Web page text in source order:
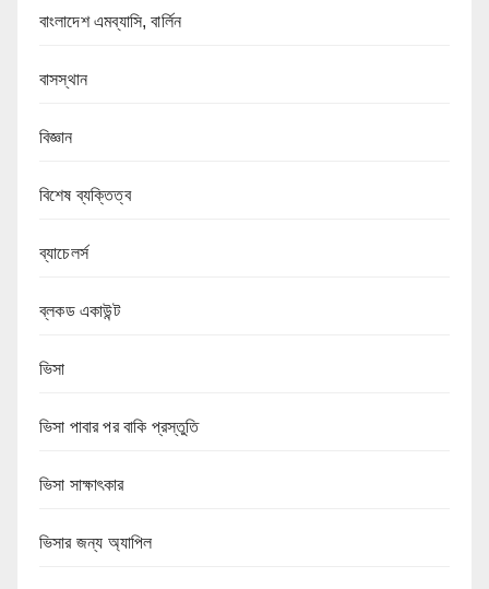
বাংলাদেশ এমব্যাসি, বার্লিন
বাসস্থান
বিজ্ঞান
বিশেষ ব্যক্তিত্ব
ব্যাচেলর্স
ব্লকড একাউন্ট
ভিসা
ভিসা পাবার পর বাকি প্রস্তুতি
ভিসা সাক্ষাৎকার
ভিসার জন্য অ্যাপিল